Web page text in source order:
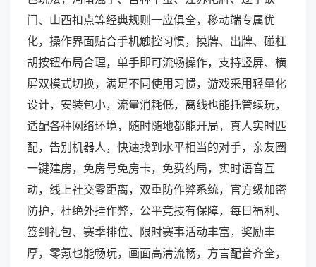
门、山西扣点等经典规则一应俱全，移动端专属优
化，操作界面贴合手机触控习惯，摸牌、出牌、碰杠
胡按钮布局合理，单手即可流畅操作，支持竖屏、横
屏双模式切换，满足不同使用习惯，游戏采用轻量化
设计，安装包小，流量消耗低，离线也能托管续玩，
适配各种网络环境，随时随地都能开局，真人实时匹
配，告别机器人，快速找到水平相当的对手，亲友圈
一键建房，免房号免房卡，免费约局，实时语音互
动，线上社交零距离，双重防作弊系统，官方级加密
防护，杜绝外挂作弊，公平竞技有保障，每日福利、
签到礼包、赛季排位、限时赛事活动丰富，奖励丰
厚，零氪也能畅玩，画面高清流畅，方言配音齐全，